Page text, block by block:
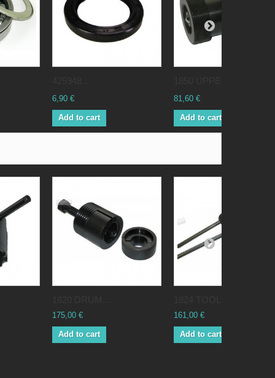
6,90 €
Add to cart
81,60 €
Add to cart
175,00 €
Add to cart
161,00 €
Add to cart